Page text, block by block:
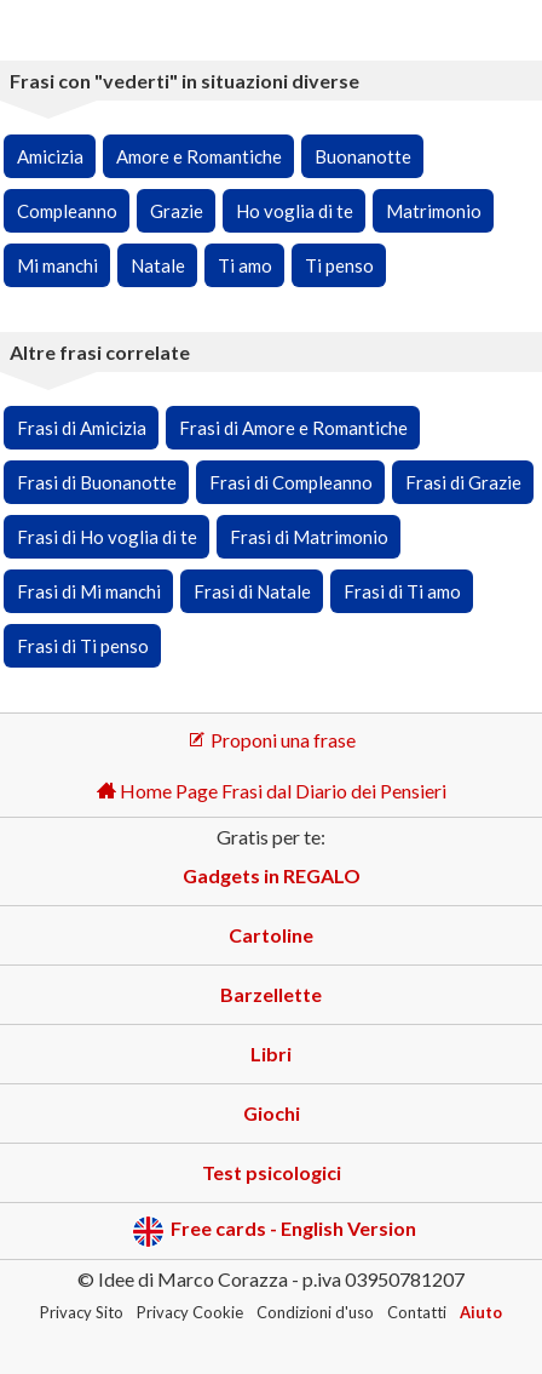
Frasi con "vederti" in situazioni diverse
Amicizia Amore e Romantiche Buonanotte
Compleanno Grazie Ho voglia di te Matrimonio
Mi manchi Natale Ti amo Ti penso
Altre frasi correlate
Frasi di Amicizia Frasi di Amore e Romantiche
Frasi di Buonanotte Frasi di Compleanno Frasi di Grazie
Frasi di Ho voglia di te Frasi di Matrimonio
Frasi di Mi manchi Frasi di Natale Frasi di Ti amo
Frasi di Ti penso
Proponi una frase
Home Page Frasi dal Diario dei Pensieri
Gratis per te:
Gadgets in REGALO
Cartoline
Barzellette
Libri
Giochi
Test psicologici
Free cards - English Version
© Idee di Marco Corazza - p.iva 03950781207
Privacy Sito Privacy Cookie Condizioni d'uso Contatti Aiuto